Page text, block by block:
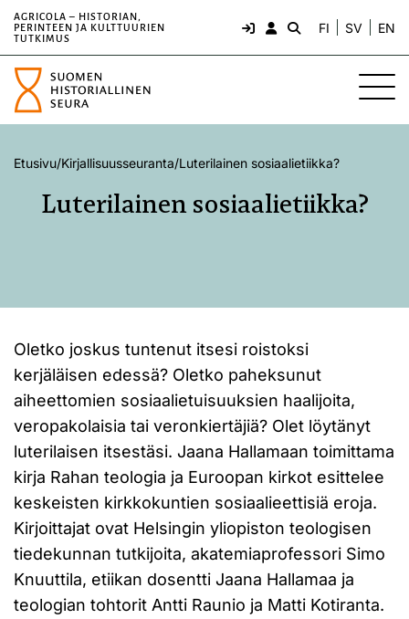
AGRICOLA – HISTORIAN,
PERINTEEN JA KULTTUURIEN
TUTKIMUS
FI SV EN
Etusivu/Kirjallisuusseuranta/Luterilainen sosiaalietiikka?
Luterilainen sosiaalietiikka?
Oletko joskus tuntenut itsesi roistoksi
kerjäläisen edessä? Oletko paheksunut
aiheettomien sosiaalietuisuuksien haalijoita,
veropakolaisia tai veronkiertäjiä? Olet löytänyt
luterilaisen itsestäsi. Jaana Hallamaan toimittama
kirja Rahan teologia ja Euroopan kirkot esittelee
keskeisten kirkkokuntien sosiaalieettisiä eroja.
Kirjoittajat ovat Helsingin yliopiston teologisen
tiedekunnan tutkijoita, akatemiaprofessori Simo
Knuuttila, etiikan dosentti Jaana Hallamaa ja
teologian tohtorit Antti Raunio ja Matti Kotiranta.